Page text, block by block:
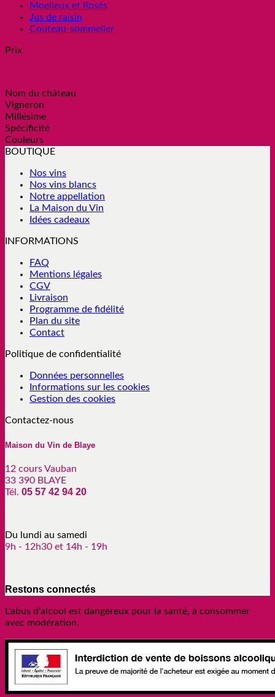
Moelleux et Rosés
Jus de raisin
Couteau-sommelier
Prix
Nom du château
Vigneron
Millésime
Spécificité
Couleurs
BOUTIQUE
Nos vins
Nos vins blancs
Notre appellation
La Maison du Vin
Idées cadeaux
INFORMATIONS
FAQ
Mentions légales
CGV
Livraison
Programme de fidélité
Plan du site
Contact
Politique de confidentialité
Données personnelles
Informations sur les cookies
Gestion des cookies
Contactez-nous
Maison du Vin de Blaye
12 cours Vauban
33 390 BLAYE
Tél. 05 57 42 94 20
Du lundi au samedi
9h - 12h30 et 14h - 19h
Restons connectés
L'abus d'alcool est dangereux pour la santé, à consommer
avec modération.